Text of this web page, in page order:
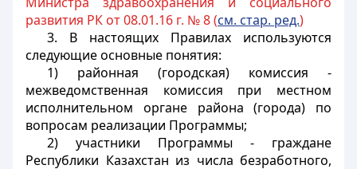
развития РК от 08.01.16 г. № 8 (см. стар. ред.)
3. В настоящих Правилах используются
следующие основные понятия:
1) районная (городская) комиссия -
межведомственная комиссия при местном
исполнительном органе района (города) по
вопросам реализации Программы;
2) участники Программы - граждане
Республики Казахстан из числа безработного,